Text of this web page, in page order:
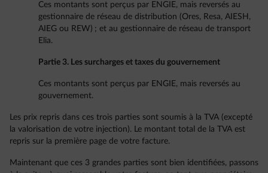
Ces montants sont perçus par ENGIE, mais reversés au
gestionnaire de réseau de distribution (Ores, Resa, AIESH,
AIEG ou REW) ; et au gestionnaire de réseau de transport
Elia.
Partie 3. Les surcharges et taxes du gouvernement
Ces montants sont perçus par ENGIE, mais reversés au
gouvernement.
Les prix repris dans ces trois parties sont soumis à la TVA (excepté
la valorisation de votre injection). Le montant total de la TVA est
repris sur la première page de votre facture.
Maintenant que ces 3 grandes parties sont bien identifiées, passons